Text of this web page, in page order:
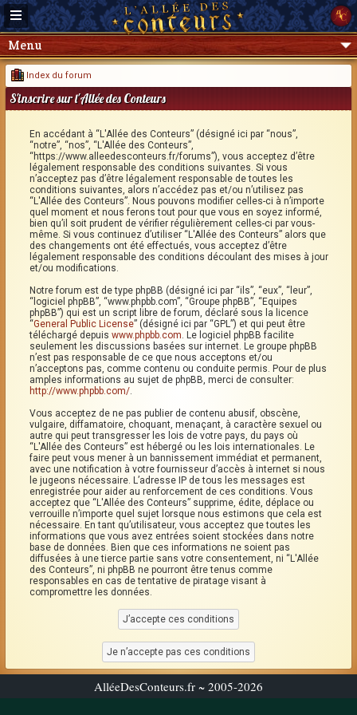
Menu
Index du forum
S'inscrire sur l'Allée des Conteurs
En accédant à “L'Allée des Conteurs” (désigné ici par “nous”,
“notre”, “nos”, “L'Allée des Conteurs”,
“https://www.alleedesconteurs.fr/forums”), vous acceptez d’être
légalement responsable des conditions suivantes. Si vous
n’acceptez pas d’être légalement responsable de toutes les
conditions suivantes, alors n’accédez pas et/ou n’utilisez pas
“L'Allée des Conteurs”. Nous pouvons modifier celles-ci à n’importe
quel moment et nous ferons tout pour que vous en soyez informé,
bien qu’il soit prudent de vérifier régulièrement celles-ci par vous-
même. Si vous continuez d’utiliser “L'Allée des Conteurs” alors que
des changements ont été effectués, vous acceptez d’être
légalement responsable des conditions découlant des mises à jour
et/ou modifications.
Notre forum est de type phpBB (désigné ici par “ils”, “eux”, “leur”,
“logiciel phpBB”, “www.phpbb.com”, “Groupe phpBB”, “Equipes
phpBB”) qui est un script libre de forum, déclaré sous la licence
“General Public License” (désigné ici par “GPL”) et qui peut être
téléchargé depuis www.phpbb.com. Le logiciel phpBB facilite
seulement les discussions basées sur internet. Le groupe phpBB
n’est pas responsable de ce que nous acceptons et/ou
n’acceptons pas, comme contenu ou conduite permis. Pour de plus
amples informations au sujet de phpBB, merci de consulter:
http://www.phpbb.com/.
Vous acceptez de ne pas publier de contenu abusif, obscène,
vulgaire, diffamatoire, choquant, menaçant, à caractère sexuel ou
autre qui peut transgresser les lois de votre pays, du pays où
“L'Allée des Conteurs” est hébergé ou les lois internationales. Le
faire peut vous mener à un bannissement immédiat et permanent,
avec une notification à votre fournisseur d’accès à internet si nous
le jugeons nécessaire. L’adresse IP de tous les messages est
enregistrée pour aider au renforcement de ces conditions. Vous
acceptez que “L'Allée des Conteurs” supprime, édite, déplace ou
verrouille n’importe quel sujet lorsque nous estimons que cela est
nécessaire. En tant qu’utilisateur, vous acceptez que toutes les
informations que vous avez entrées soient stockées dans notre
base de données. Bien que ces informations ne soient pas
diffusées à une tierce partie sans votre consentement, ni “L'Allée
des Conteurs”, ni phpBB ne pourront être tenus comme
responsables en cas de tentative de piratage visant à
compromettre les données.
AlléeDesConteurs.fr ~ 2005-2026